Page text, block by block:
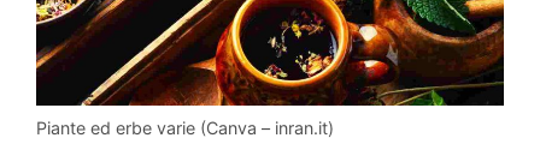
Piante ed erbe varie (Canva – inran.it)